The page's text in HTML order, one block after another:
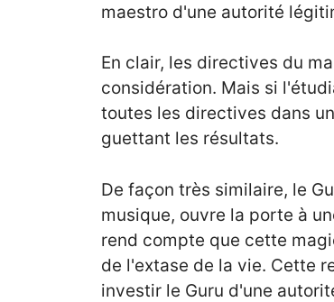
maestro d'une autorité
En clair, les directives du
considération. Mais si
toutes les directives dans
guettant les résultats.
De façon très similaire, le
musique, ouvre la porte à
rend compte que cette
de l'extase de la vie. Cette
investir le Guru d'une